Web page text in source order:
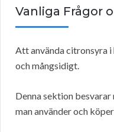
Vanliga Frågor
Att använda citronsyra
och mångsidigt.
Denna sektion
man använder och